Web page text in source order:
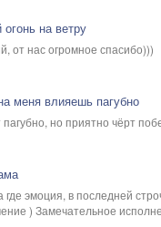
на ветру
от нас огромное спасибо)))
меня влияешь пагубно
но приятно чёрт
где эмоция, в последней
) Замечательное